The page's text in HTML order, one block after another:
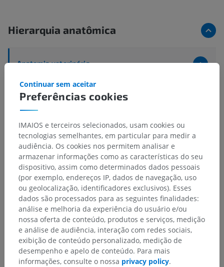
Hierarquia anatômica
Anatomia veterinária
Órgãos dos sentidos>
estruturas oculares acessórias>
Rego lacrimal
Estruturas subjacentes:Não há nenhuma estrutura
subjacente para esta parte anatômica
Anatomia comparativa em humanos
Traduções
Preferências cookies
Continuar sem aceitar
IMAIOS e terceiros selecionados, usam cookies ou
tecnologias semelhantes, em particular para medir a
audiência. Os cookies nos permitem analisar e
armazenar informações como as características do seu
dispositivo, assim como determinados dados pessoais
(por exemplo, endereços IP, dados de navegação, uso
ou geolocalização, identificadores exclusivos). Esses
dados são processados para as seguintes finalidades:
análise e melhoria da experiência do usuário e/ou
nossa oferta de conteúdo, produtos e serviços, medição
e análise de audiência, interação com redes sociais,
exibição de conteúdo personalizado, medição de
desempenho e apelo de conteúdo. Para mais
informações, consulte o nossa privacy policy.